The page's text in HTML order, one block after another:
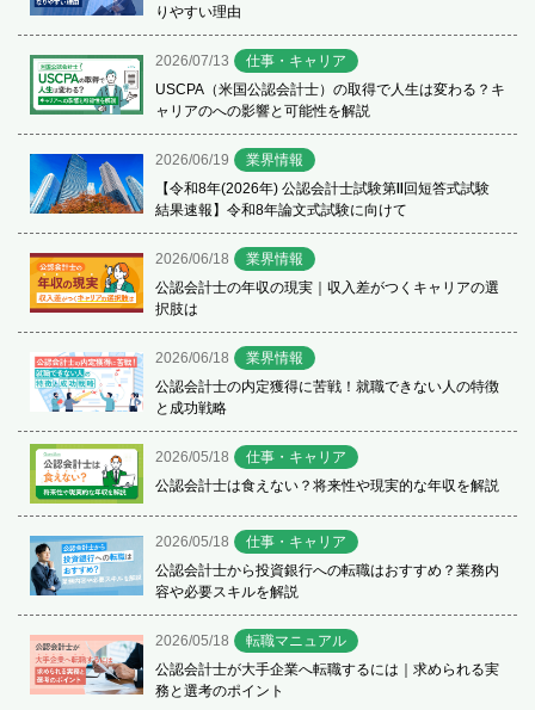
りやすい理由
2026/07/13
仕事・キャリア
USCPA（米国公認会計士）の取得で人生は変わる？キ
ャリアのへの影響と可能性を解説
2026/06/19
業界情報
【令和8年(2026年) 公認会計士試験第Ⅱ回短答式試験
結果速報】令和8年論文式試験に向けて
2026/06/18
業界情報
公認会計士の年収の現実｜収入差がつくキャリアの選
択肢は
2026/06/18
業界情報
公認会計士の内定獲得に苦戦！就職できない人の特徴
と成功戦略
2026/05/18
仕事・キャリア
公認会計士は食えない？将来性や現実的な年収を解説
2026/05/18
仕事・キャリア
公認会計士から投資銀行への転職はおすすめ？業務内
容や必要スキルを解説
2026/05/18
転職マニュアル
公認会計士が大手企業へ転職するには｜求められる実
務と選考のポイント